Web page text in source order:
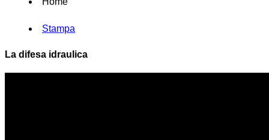
Stampa
La difesa idraulica